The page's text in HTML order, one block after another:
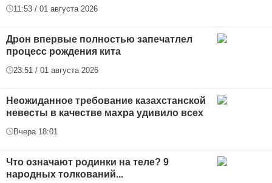
11:53 / 01 августа 2026
Дрон впервые полностью запечатлел
процесс рождения кита
23:51 / 01 августа 2026
Неожиданное требование казахстанской
невесты в качестве махра удивило всех
Вчера 18:01
Что означают родинки на теле? 9
народных толкований...